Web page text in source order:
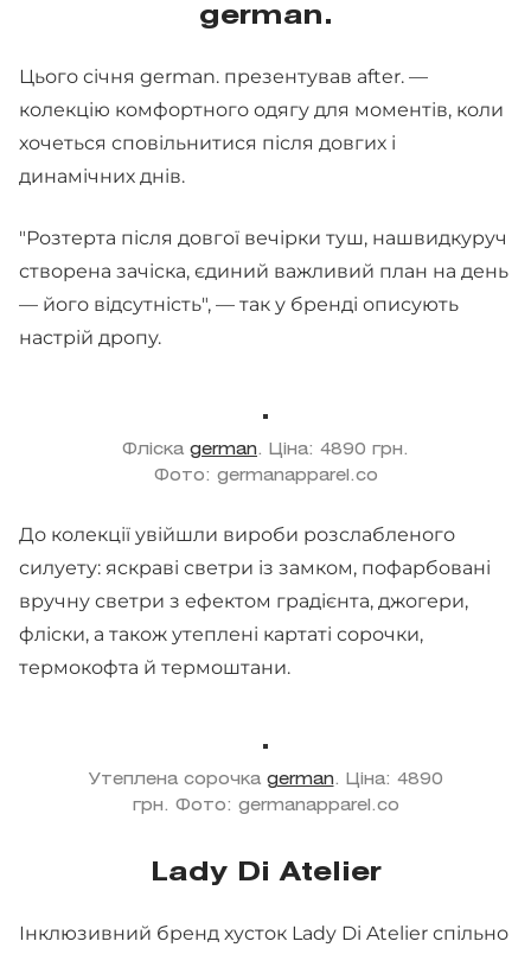
german.
Цього січня german. презентував after. —
колекцію комфортного одягу для моментів, коли
хочеться сповільнитися після довгих і
динамічних днів.
"Розтерта після довгої вечірки туш, нашвидкуруч
створена зачіска, єдиний важливий план на день
— його відсутність", — так у бренді описують
настрій дропу.
Фліска german. Ціна: 4890 грн.
Фото: germanapparel.co
До колекції увійшли вироби розслабленого
силуету: яскраві светри із замком, пофарбовані
вручну светри з ефектом градієнта, джогери,
фліски, а також утеплені картаті сорочки,
термокофта й термоштани.
Утеплена сорочка german. Ціна: 4890
грн. Фото: germanapparel.co
Lady Di Atelier
Інклюзивний бренд хусток Lady Di Atelier спільно